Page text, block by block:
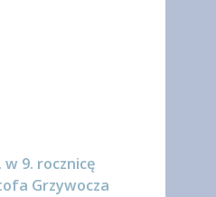
9. rocznicę
Grzywocza